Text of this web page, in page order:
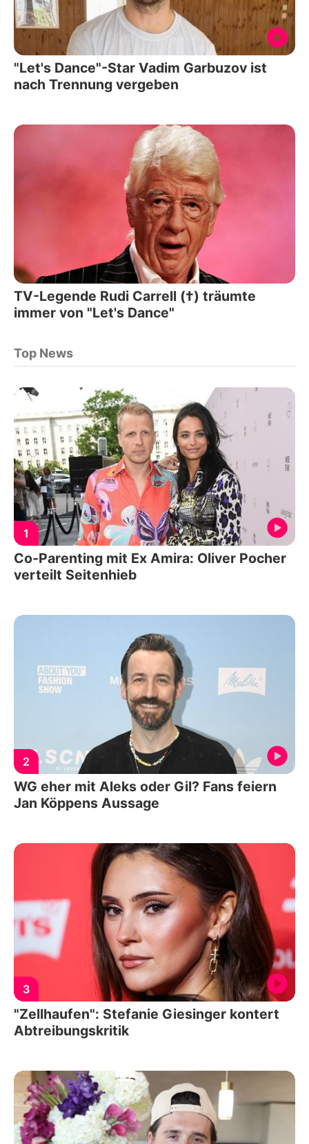
"Let's Dance"-Star Vadim Garbuzov ist
nach Trennung vergeben
TV-Legende Rudi Carrell (†) träumte
immer von "Let's Dance"
Top News
1
Co-Parenting mit Ex Amira: Oliver Pocher
verteilt Seitenhieb
2
WG eher mit Aleks oder Gil? Fans feiern
Jan Köppens Aussage
3
"Zellhaufen": Stefanie Giesinger kontert
Abtreibungskritik